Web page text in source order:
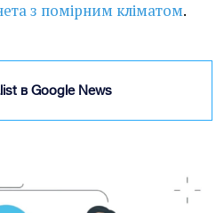
з помірним кліматом.
в Google News